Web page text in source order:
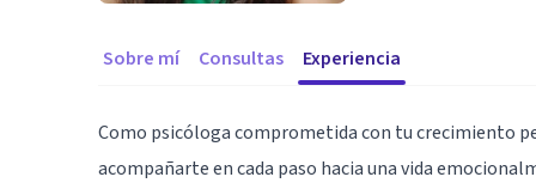
Sobre mí Consultas Experiencia
Como psicóloga comprometida con tu crecimiento
acompañarte en cada paso hacia una vida